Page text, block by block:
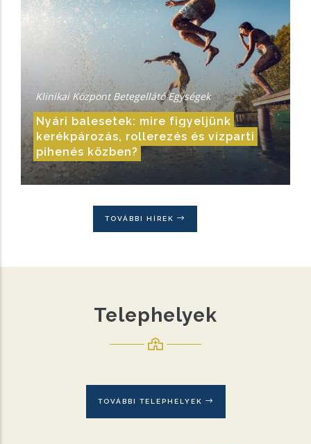
Klinikai Központ Betegellátó Egységek
Nyári balesetek: mire figyeljünk
kerékpározás, rollerezés és vízparti
pihenés közben?
TOVÁBBI HÍREK
Telephelyek
TOVÁBBI TELEPHELYEK